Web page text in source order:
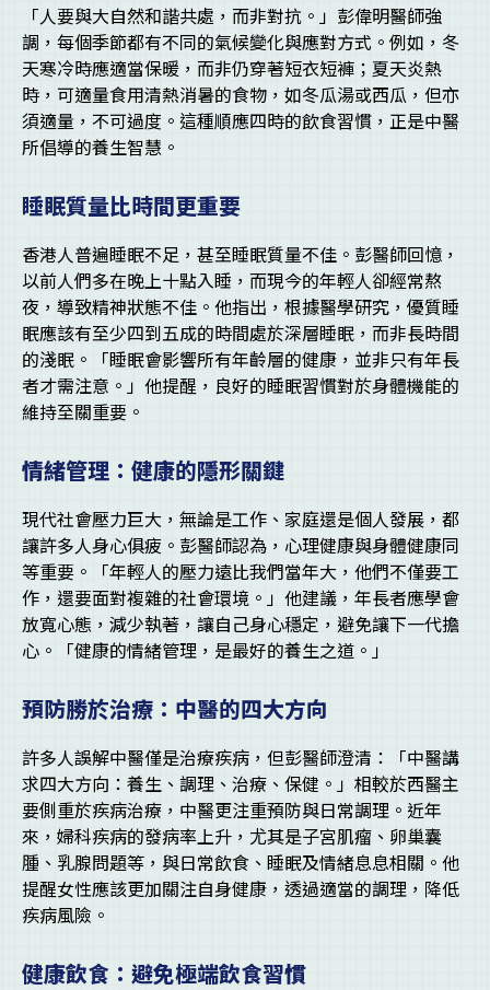
「人要與大自然和諧共處，而非對抗。」彭偉明醫師強
調，每個季節都有不同的氣候變化與應對方式。例如，冬
天寒冷時應適當保暖，而非仍穿著短衣短褲；夏天炎熱
時，可適量食用清熱消暑的食物，如冬瓜湯或西瓜，但亦
須適量，不可過度。這種順應四時的飲食習慣，正是中醫
所倡導的養生智慧。
睡眠質量比時間更重要
香港人普遍睡眠不足，甚至睡眠質量不佳。彭醫師回憶，
以前人們多在晚上十點入睡，而現今的年輕人卻經常熬
夜，導致精神狀態不佳。他指出，根據醫學研究，優質睡
眠應該有至少四到五成的時間處於深層睡眠，而非長時間
的淺眠。「睡眠會影響所有年齡層的健康，並非只有年長
者才需注意。」他提醒，良好的睡眠習慣對於身體機能的
維持至關重要。
情緒管理：健康的隱形關鍵
現代社會壓力巨大，無論是工作、家庭還是個人發展，都
讓許多人身心俱疲。彭醫師認為，心理健康與身體健康同
等重要。「年輕人的壓力遠比我們當年大，他們不僅要工
作，還要面對複雜的社會環境。」他建議，年長者應學會
放寬心態，減少執著，讓自己身心穩定，避免讓下一代擔
心。「健康的情緒管理，是最好的養生之道。」
預防勝於治療：中醫的四大方向
許多人誤解中醫僅是治療疾病，但彭醫師澄清：「中醫講
求四大方向：養生、調理、治療、保健。」相較於西醫主
要側重於疾病治療，中醫更注重預防與日常調理。近年
來，婦科疾病的發病率上升，尤其是子宮肌瘤、卵巢囊
腫、乳腺問題等，與日常飲食、睡眠及情緒息息相關。他
提醒女性應該更加關注自身健康，透過適當的調理，降低
疾病風險。
健康飲食：避免極端飲食習慣